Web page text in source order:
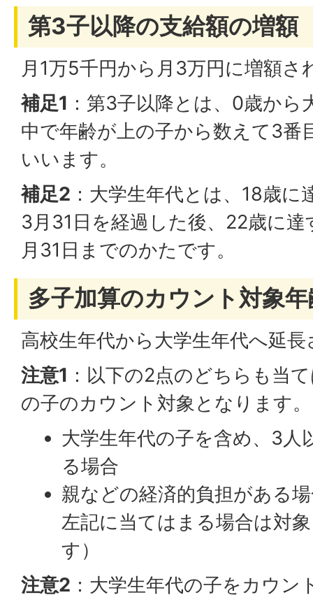
第3子以降の支給額の増額
月1万5千円から月3万円に増額さ
補足1 ：第3子以降とは、0歳か
中で年齢が上の子から数えて3番
いいます。
補足2 ：大学生年代とは、18歳
3月31日を経過した後、22歳に
月31日までのかたです。
多子加算のカウント対象
高校生年代から大学生年代へ延
注意1 ：以下の2点のどちらも当
の子のカウント対象となります。
大学生年代の子を含め、3人
る場合
親などの経済的負担がある
左記に当てはまる場合は対
す）
注意2 ：大学生年代の子をカウン